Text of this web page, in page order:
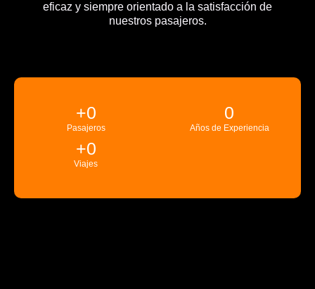
eficaz y siempre orientado a la satisfacción de
nuestros pasajeros.
Pasajeros
+0
Años de Experiencia
0
Viajes
+0